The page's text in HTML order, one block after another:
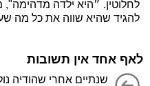
לחלוטין. ״היא ילדה מדהימה",
להגיד שהיא שווה את כל מה
לאף אחד אין תשובות
שנתיים אחרי שהודיה